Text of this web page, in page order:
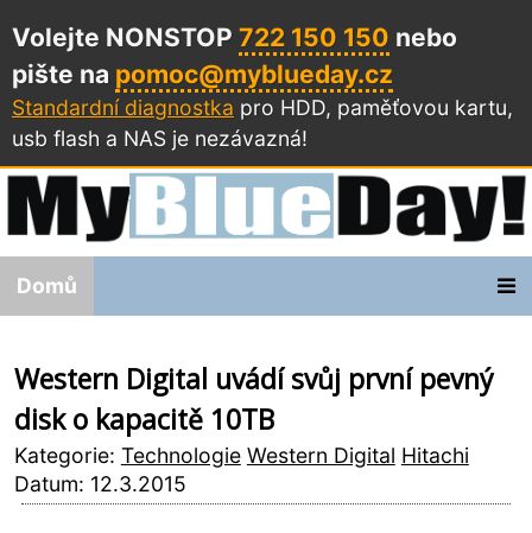
Volejte NONSTOP 722 150 150 nebo
pište na pomoc@myblueday.cz
Standardní diagnostka pro HDD, paměťovou kartu,
usb flash a NAS je nezávazná!
Domů
Western Digital uvádí svůj první pevný
disk o kapacitě 10TB
Kategorie: Technologie Western Digital Hitachi
Datum: 12.3.2015